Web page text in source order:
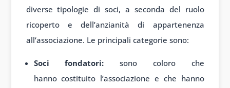
diverse tipologie di soci, a seconda del ruolo
ricoperto e dell’anzianità di appartenenza
all‘associazione. Le principali categorie sono:
Soci fondatori: sono coloro che
hanno costituito l’associazione e che hanno